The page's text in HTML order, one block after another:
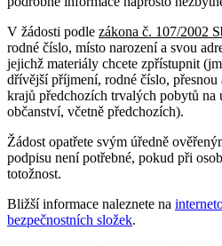
V žádosti podle zákona č. 107/2002
rodné číslo, místo narození a svou
jejichž materiály chcete zpřístupnit
dřívější příjmení, rodné číslo,
krajů předchozích trvalých pobytů na
občanství, včetně předchozích).
Žádost opatřete svým úředně
podpisu není potřebné, pokud při
totožnost.
Bližší informace naleznete na
bezpečnostních složek.